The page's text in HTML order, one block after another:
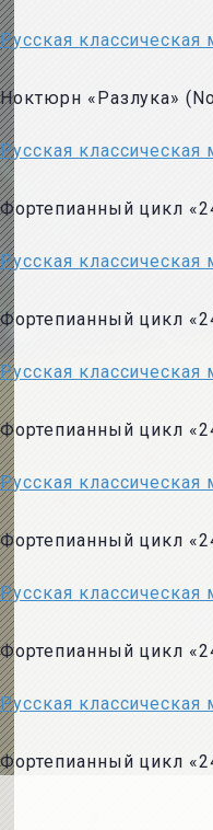
Русская классическая
Ноктюрн «Разлука»
Русская классическая
Фортепианный цикл
Русская классическая
Фортепианный цикл
Русская классическая
Фортепианный цикл
Русская классическая
Фортепианный цикл
Русская классическая
Фортепианный цикл
Русская классическая
Фортепианный цикл